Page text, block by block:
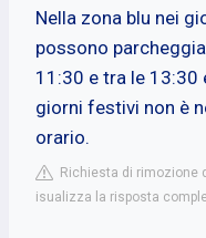
Nella zona blu nei
possono
11:30 e tra le 13:30
giorni festivi non è
orario.
Richiesta di rimozione
isualizza la risposta